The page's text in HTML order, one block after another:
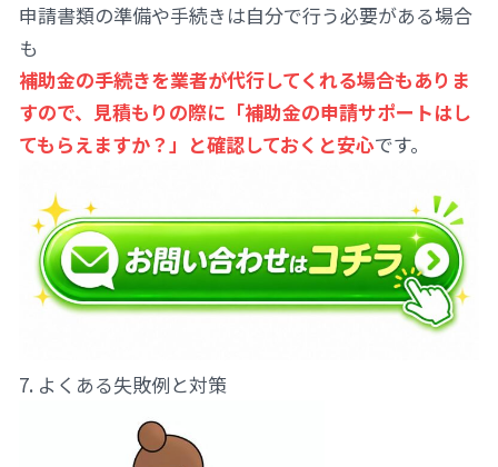
申請書類の準備や手続きは自分で行う必要がある場合
も
補助金の手続きを業者が代行してくれる場合もありま
すので、見積もりの際に「補助金の申請サポートはし
てもらえますか？」と確認しておくと安心です。
7. よくある失敗例と対策